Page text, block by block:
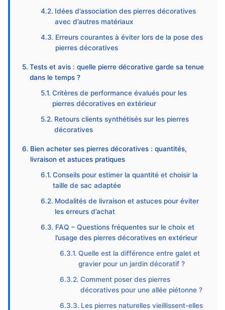
Idées d’association des pierres décoratives
avec d’autres matériaux
Erreurs courantes à éviter lors de la pose des
pierres décoratives
Tests et avis : quelle pierre décorative garde sa tenue
dans le temps ?
Critères de performance évalués pour les
pierres décoratives en extérieur
Retours clients synthétisés sur les pierres
décoratives
Bien acheter ses pierres décoratives : quantités,
livraison et astuces pratiques
Conseils pour estimer la quantité et choisir la
taille de sac adaptée
Modalités de livraison et astuces pour éviter
les erreurs d’achat
FAQ – Questions fréquentes sur le choix et
l’usage des pierres décoratives en extérieur
Quelle est la différence entre galet et
gravier pour un jardin décoratif ?
Comment poser des pierres
décoratives pour une allée piétonne ?
Les pierres naturelles vieillissent-elles